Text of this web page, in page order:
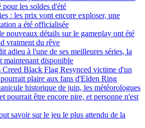
pour les soldes d'été
: les prix vont encore exploser, une
a été officialisée
nouveaux détails sur le gameplay ont été
vraiment du rêve
adieu à l'une de ses meilleures séries, la
maintenant disponible
Creed Black Flag Resynced victime d'un
plaire aux fans d'Elden Ring
historique de juin, les météorologues
pourrait être encore pire, et personne n'est
savoir sur le jeu le plus attendu de la